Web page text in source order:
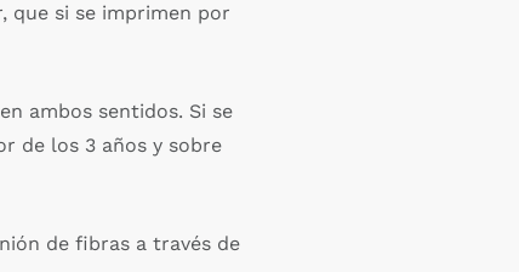
que si se imprimen por
ambos sentidos. Si se
de los 3 años y sobre
de fibras a través de